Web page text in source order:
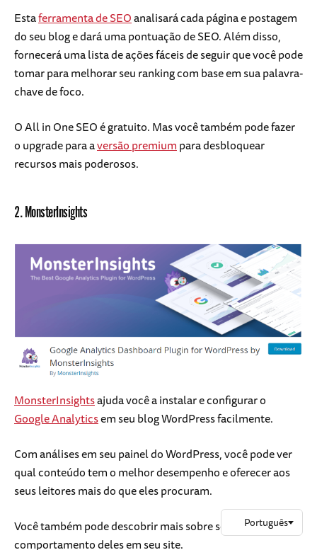
Estaferramenta de SEOanalisará cada página e postagem
do seu blog e dará uma pontuação de SEO. Além disso,
fornecerá uma lista de ações fáceis de seguir que você pode
tomar para melhorar seu ranking com base em sua palavra-
chave de foco.
O All in One SEO é gratuito. Mas você também pode fazer
o upgrade para aversão premiumpara desbloquear
recursos mais poderosos.
2. MonsterInsights
MonsterInsightsajuda você a instalar e configurar o
Google Analyticsem seu blog WordPress facilmente.
Com análises em seu painel do WordPress, você pode ver
qual conteúdo tem o melhor desempenho e oferecer aos
seus leitores mais do que eles procuram.
Você também pode descobrir mais sobre seus leitores e o
comportamento deles em seu site.